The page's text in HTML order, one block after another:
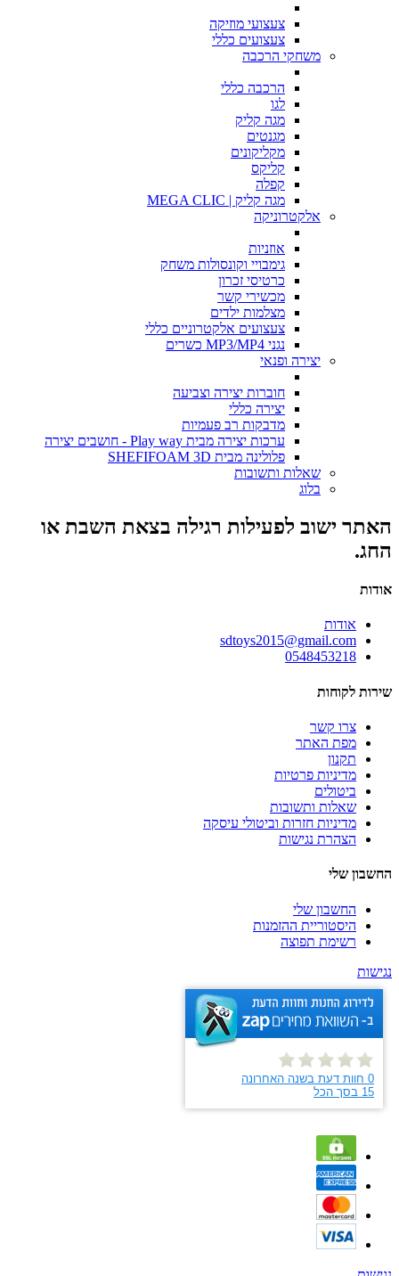
צעצועי מוזיקה
צעצועים כללי
משחקי הרכבה
הרכבה כללי
לגו
מגה קליק
מגנטים
מקליקונים
קליקס
קפלה
מגה קליק | MEGA CLIC
אלקטרוניקה
אוזניות
גימבויי וקונסולות משחק
כרטיסי זכרון
מכשירי קשר
מצלמות ילדים
צעצועים אלקטרוניים כללי
נגני MP3/MP4 כשרים
יצירה ופנאי
חוברות יצירה וצביעה
יצירה כללי
מדבקות רב פעמיות
ערכות יצירה מבית Play way - חושבים יצירה
פלולינה מבית SHEFIFOAM 3D
שאלות ותשובות
בלוג
האתר ישוב לפעילות רגילה בצאת השבת או
החג.
אודות
אודות
sdtoys2015@gmail.com
0548453218
שירות לקוחות
צרו קשר
מפת האתר
תקנון
מדיניות פרטיות
ביטולים
שאלות ותשובות
מדיניות חזרות וביטולי עיסקה
הצהרת נגישות
החשבון שלי
החשבון שלי
היסטוריית ההזמנות
רשימת תפוצה
נגישות